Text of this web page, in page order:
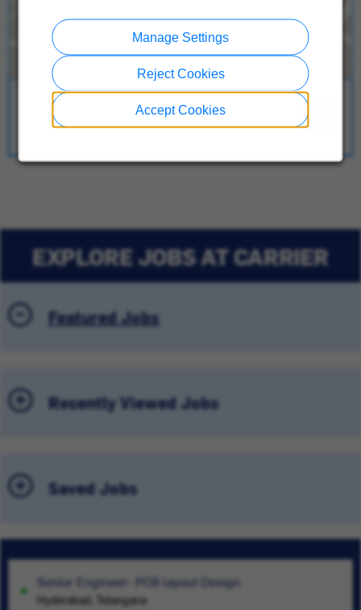
Accept Cookies
Reject Cookies
Manage Settings
Explore Location
EXPLORE JOBS AT CARRIER
Featured Jobs
Recently Viewed Jobs
Saved Jobs
Senior Engineer- PCB layout Design
Hyderabad, Telangana